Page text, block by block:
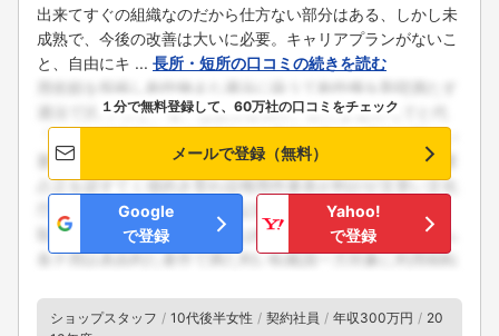
出来てすぐの組織なのだから仕方ない部分はある、しかし未
成熟で、今後の改善は大いに必要。キャリアプランがないこ
と、自由にキ ... 長所・短所の口コミの続きを読む
１分で無料登録して、60万社の口コミをチェック
メールで登録（無料）
Google
で登録
Yahoo!
で登録
ショップスタッフ 10代後半女性 契約社員 年収300万円
20